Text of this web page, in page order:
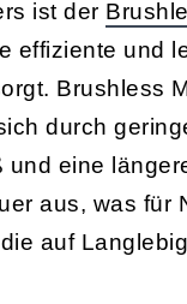
ist der
effiziente und
Brushless
durch
und eine
aus, was für
auf